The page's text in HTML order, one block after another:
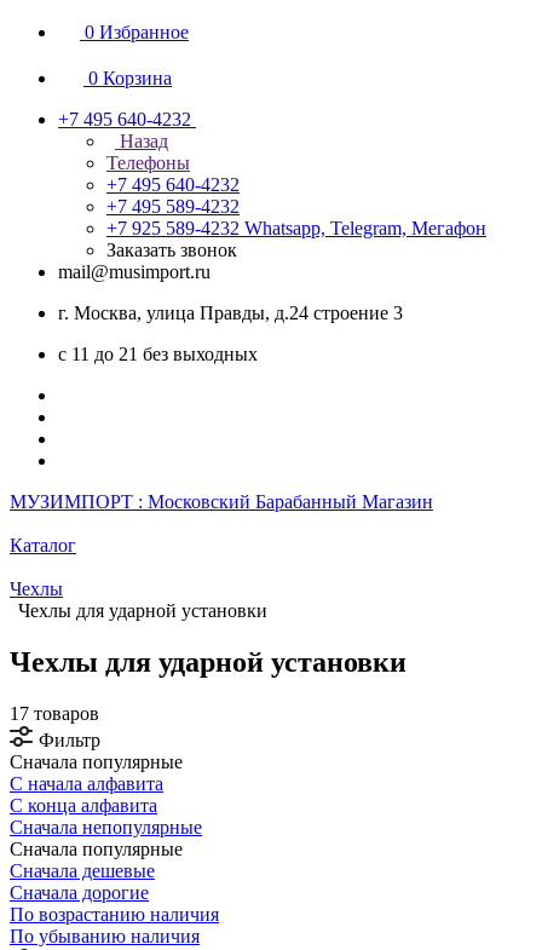
0 Избранное
0 Корзина
+7 495 640-4232
Назад
Телефоны
+7 495 640-4232
+7 495 589-4232
+7 925 589-4232 Whatsapp, Telegram, Мегафон
Заказать звонок
mail@musimport.ru
г. Москва, улица Правды, д.24 строение 3
с 11 до 21 без выходных
МУЗИМПОРТ : Московский Барабанный Магазин
Каталог
Чехлы
Чехлы для ударной установки
Чехлы для ударной установки
17 товаров
Фильтр
Сначала популярные
С начала алфавита
С конца алфавита
Сначала непопулярные
Сначала популярные
Сначала дешевые
Сначала дорогие
По возрастанию наличия
По убыванию наличия